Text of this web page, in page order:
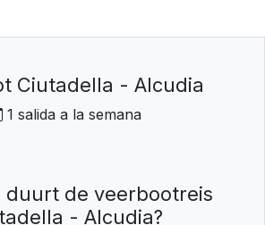
Ciutadella - Alcudia
1 salida a la semana
duurt de veerbootreis
- Alcudia?